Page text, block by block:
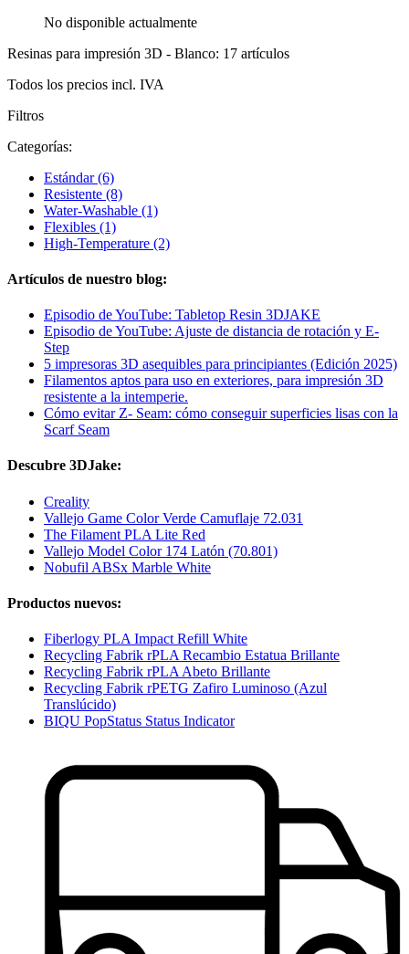
No disponible actualmente
Resinas para impresión 3D - Blanco: 17 artículos
Todos los precios incl. IVA
Filtros
Categorías:
Estándar(6)
Resistente (8)
Water-Washable (1)
Flexibles (1)
High-Temperature (2)
Artículos de nuestro blog:
Episodio de YouTube: Tabletop Resin 3DJAKE
Episodio de YouTube: Ajuste de distancia de rotación y E-
Step
5 impresoras 3D asequibles para principiantes (Edición 2025)
Filamentos aptos para uso en exteriores, para impresión 3D
resistente a la intemperie.
Cómo evitar Z- Seam: cómo conseguir superficies lisas con la
Scarf Seam
Descubre 3DJake:
Creality
Vallejo Game Color Verde Camuflaje 72.031
The Filament PLA Lite Red
Vallejo Model Color 174 Latón (70.801)
Nobufil ABSx Marble White
Productos nuevos:
Fiberlogy PLA Impact Refill White
Recycling Fabrik rPLA Recambio Estatua Brillante
Recycling Fabrik rPLA Abeto Brillante
Recycling Fabrik rPETG Zafiro Luminoso (Azul
Translúcido)
BIQU PopStatus Status Indicator